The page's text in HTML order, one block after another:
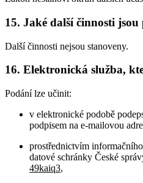
15. Jaké další činnosti
Další činnosti nejsou stanoveny.
16. Elektronická služba,
Podání lze učinit:
v elektronické podobě
podpisem na e-mailovou
prostřednictvím
datové schránky České
49kaiq3,